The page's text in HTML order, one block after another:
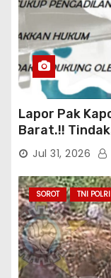
Lapor Pak
Barat.!!
Bersubsidi
Persisnya di
Aktifis/
Atensi
Terhadap
Jul 31, 2026
SOROT TNI POLRI